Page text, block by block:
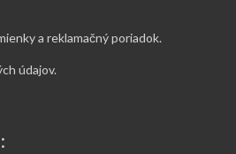
a reklamačný poriadok.
údajov.